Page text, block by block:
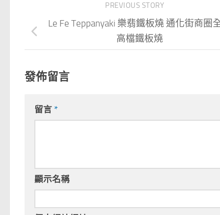
PREVIOUS STORY
Le Fe Teppanyaki 樂翡鐵板燒 通化街商圈
高檔鐵板燒
發佈留言
留言 *
顯示名稱